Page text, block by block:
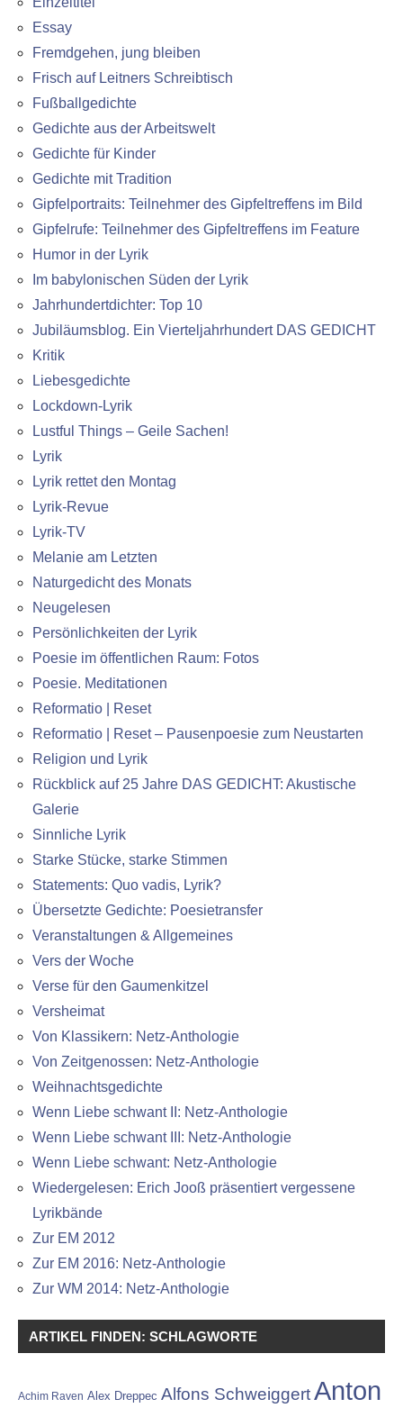
Essay
Fremdgehen, jung bleiben
Frisch auf Leitners Schreibtisch
Fußballgedichte
Gedichte aus der Arbeitswelt
Gedichte für Kinder
Gedichte mit Tradition
Gipfelportraits: Teilnehmer des Gipfeltreffens im Bild
Gipfelrufe: Teilnehmer des Gipfeltreffens im Feature
Humor in der Lyrik
Im babylonischen Süden der Lyrik
Jahrhundertdichter: Top 10
Jubiläumsblog. Ein Vierteljahrhundert DAS GEDICHT
Kritik
Liebesgedichte
Lockdown-Lyrik
Lustful Things – Geile Sachen!
Lyrik
Lyrik rettet den Montag
Lyrik-Revue
Lyrik-TV
Melanie am Letzten
Naturgedicht des Monats
Neugelesen
Persönlichkeiten der Lyrik
Poesie im öffentlichen Raum: Fotos
Poesie. Meditationen
Reformatio | Reset
Reformatio | Reset – Pausenpoesie zum Neustarten
Religion und Lyrik
Rückblick auf 25 Jahre DAS GEDICHT: Akustische
Galerie
Sinnliche Lyrik
Starke Stücke, starke Stimmen
Statements: Quo vadis, Lyrik?
Übersetzte Gedichte: Poesietransfer
Veranstaltungen & Allgemeines
Vers der Woche
Verse für den Gaumenkitzel
Versheimat
Von Klassikern: Netz-Anthologie
Von Zeitgenossen: Netz-Anthologie
Weihnachtsgedichte
Wenn Liebe schwant II: Netz-Anthologie
Wenn Liebe schwant III: Netz-Anthologie
Wenn Liebe schwant: Netz-Anthologie
Wiedergelesen: Erich Jooß präsentiert vergessene
Lyrikbände
Zur EM 2012
Zur EM 2016: Netz-Anthologie
Zur WM 2014: Netz-Anthologie
ARTIKEL FINDEN: SCHLAGWORTE
Achim Raven Alex Dreppec Alfons SchweiggertAnton